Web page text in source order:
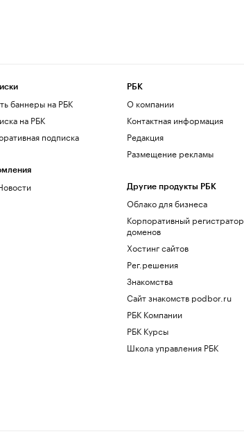
баннеры на РБК
на РБК
подписка
РБК
О компании
Контактная информация
Редакция
Размещение рекламы
Другие продукты РБК
Облако для бизнеса
Корпоративный регистратор
доменов
Хостинг сайтов
Рег.решения
Знакомства
Сайт знакомств podbor.ru
РБК Компании
РБК Курсы
Школа управления РБК